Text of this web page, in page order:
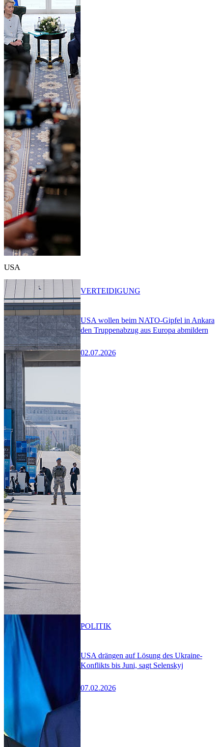
USA
USA wollen beim NATO-Gipfel in Ankara
den Truppenabzug aus Europa abmildern
02.07.2026
VERTEIDIGUNG
USA drängen auf Lösung des Ukraine-
Konflikts bis Juni, sagt Selenskyj
07.02.2026
POLITIK